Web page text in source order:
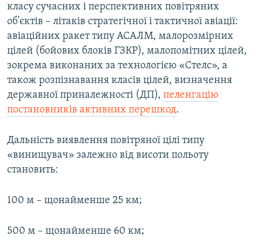
класу сучасних і перспективних повітряних
об'єктів – літаків стратегічної і тактичної авіації:
авіаційних ракет типу АСАЛМ, малорозмірних
цілей (бойових блоків ГЗКР), малопомітних цілей,
зокрема виконаних за технологією «Стелс», а
також розпізнавання класів цілей, визначення
державної приналежності (ДП), пеленгацію
постановників активних перешкод.
Дальність виявлення повітряної цілі типу
«винищувач» залежно від висоти польоту
становить:
100 м – щонайменше 25 км;
500 м – щонайменше 60 км;